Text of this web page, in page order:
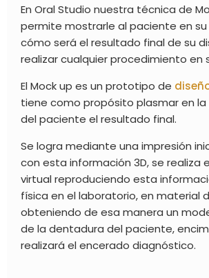
En Oral Studio nuestra técnica de
permite mostrarle al paciente en
cómo será el resultado final de su
realizar cualquier procedimiento en
El Mock up es un prototipo de
tiene como propósito plasmar en
del paciente el resultado final.
Se logra mediante una impresión
con esta información 3D, se realiza
virtual reproduciendo esta
física en el laboratorio, en material
obteniendo de esa manera un
de la dentadura del paciente,
realizará el encerado diagnóstico.